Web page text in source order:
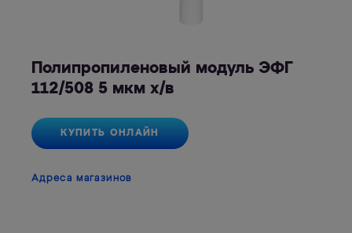
Полипропиленовый модуль ЭФГ
112/508 5 мкм х/в
КУПИТЬ ОНЛАЙН
Адреса магазинов